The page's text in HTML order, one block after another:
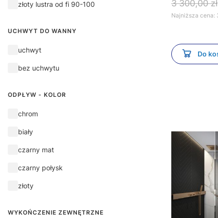
złoty lustra od fi 90-100
UCHWYT DO WANNY
Uchwyt do wanny
uchwyt
bez uchwytu
ODPŁYW - KOLOR
Odpływ - kolor
chrom
biały
czarny mat
czarny połysk
złoty
WYKOŃCZENIE ZEWNĘTRZNE
3 300,00 zł
Najniższa cena:
Do